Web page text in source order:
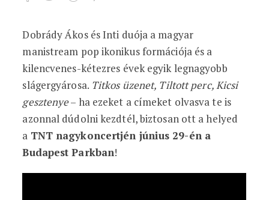
Júniusban TNT-slágerfolyam a
Dobrády Ákos és Inti duója a magyar
manistream pop ikonikus formációja és a
kilencvenes-kétezres évek egyik legnagyobb
slágergyárosa. Titkos üzenet, Tiltott perc, Kicsi
gesztenye– ha ezeket a címeket olvasva te is
azonnal dúdolni kezdtél, biztosan ott a helyed
a TNT nagykoncertjén június 29-én a
Budapest Parkban!